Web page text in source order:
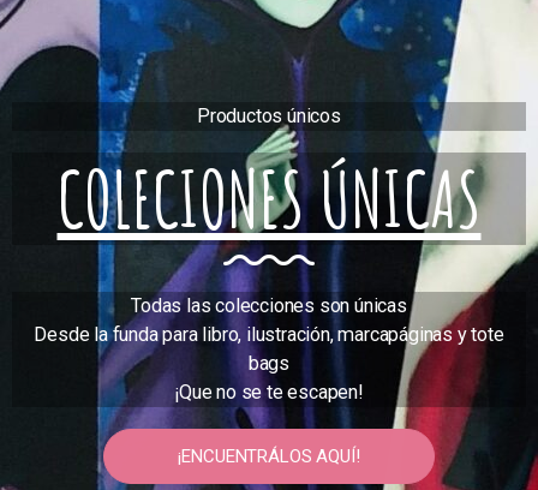
Productos únicos
COLECIONES ÚNICAS
Todas las colecciones son únicas
Desde la funda para libro, ilustración, marcapáginas y tote
bags
¡Que no se te escapen!
¡ENCUENTRÁLOS AQUÍ!